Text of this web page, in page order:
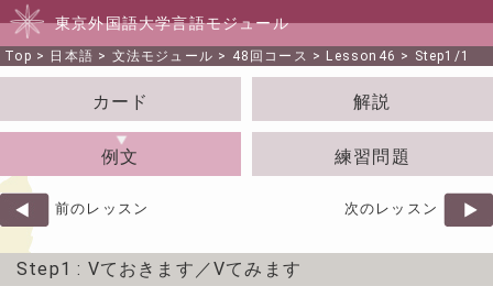
東京外国語大学言語モジュール
Top > 日本語 > 文法モジュール > 48回コース > Lesson46 > Step1/1
カード 解説
例文 練習問題
前のレッスン 次のレッスン
Step1 : Vておきます／Vてみます